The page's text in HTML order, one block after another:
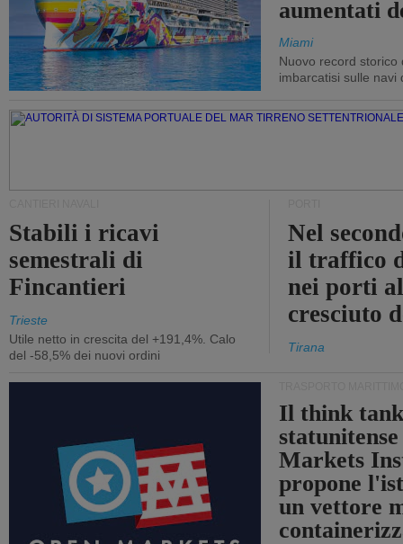
aumentati
Miami
Nuovo record storico
imbarcatisi sulle navi
Stabili i ricavi
semestrali di
Fincantieri
Trieste
Utile netto in crescita del +191,4%. Calo
del -58,5% dei nuovi ordini
Nel
il traffico
nei porti
cresciuto
Tirana
Il think
Markets
propone
un vettore